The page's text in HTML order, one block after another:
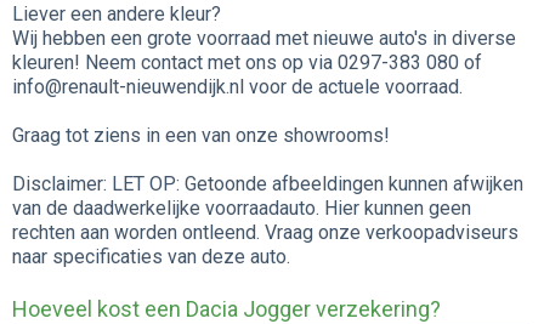
Liever een andere kleur?
Wij hebben een grote voorraad met nieuwe auto's in diverse
kleuren! Neem contact met ons op via 0297-383 080 of
info@renault-nieuwendijk.nl voor de actuele voorraad.
Graag tot ziens in een van onze showrooms!
Disclaimer: LET OP: Getoonde afbeeldingen kunnen afwijken
van de daadwerkelijke voorraadauto. Hier kunnen geen
rechten aan worden ontleend. Vraag onze verkoopadviseurs
naar specificaties van deze auto.
Hoeveel kost een Dacia Jogger verzekering?